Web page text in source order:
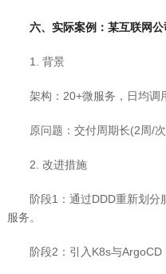
六、实际案例：某互联网
1. 背景
架构：20+微服务，日均调
原问题：交付周期长(2周/
2. 改进措施
阶段1：通过DDD重新划
服务。
阶段2：引入K8s与ArgoCD